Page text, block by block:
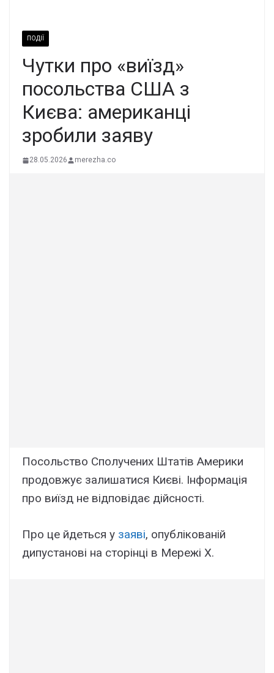
ПОДІЇ
Чутки про «виїзд»
посольства США з
Києва: американці
зробили заяву
28.05.2026 merezha.co
Посольство Сполучених Штатів Америки
продовжує залишатися Києві. Інформація
про виїзд не відповідає дійсності.
Про це йдеться у заяві, опублікованій
дипустанові на сторінці в Мережі Х.